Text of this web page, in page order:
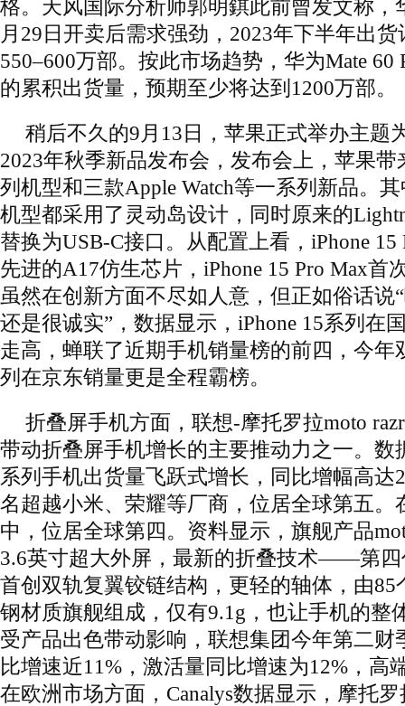
格。天风国际分析师郭明錤此前曾发文称，
月29日开卖后需求强劲，2023年下半年出
550–600万部。按此市场趋势，华为Mate 60
的累积出货量，预期至少将达到1200万部。
稍后不久的9月13日，苹果正式举办主题
2023年秋季新品发布会，发布会上，苹果带
列机型和三款Apple Watch等一系列新品。
机型都采用了灵动岛设计，同时原来的
替换为USB-C接口。从配置上看，iPhone
先进的A17仿生芯片，iPhone 15 Pro Max首
虽然在创新方面不尽如人意，但正如俗话说
还是很诚实”，数据显示，iPhone 15系列在
走高，蝉联了近期手机销量榜的前四，今年
列在京东销量更是全程霸榜。
折叠屏手机方面，联想-摩托罗拉moto
带动折叠屏手机增长的主要推动力之一。数
系列手机出货量飞跃式增长，同比增幅高达
名超越小米、荣耀等厂商，位居全球第五。
中，位居全球第四。资料显示，旗舰产品
3.6英寸超大外屏，最新的折叠技术——第四
首创双轨复翼铰链结构，更轻的轴体，由85
钢材质旗舰组成，仅有9.1g，也让手机的整
受产品出色带动影响，联想集团今年第二财
比增速近11%，激活量同比增速为12%，高
在欧洲市场方面，Canalys数据显示，摩托